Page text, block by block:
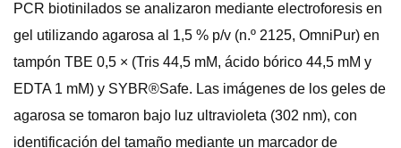
PCR biotinilados se analizaron mediante electroforesis en
gel utilizando agarosa al 1,5 % p/v (n.º 2125, OmniPur) en
tampón TBE 0,5 × (Tris 44,5 mM, ácido bórico 44,5 mM y
EDTA 1 mM) y SYBR®Safe. Las imágenes de los geles de
agarosa se tomaron bajo luz ultravioleta (302 nm), con
identificación del tamaño mediante un marcador de